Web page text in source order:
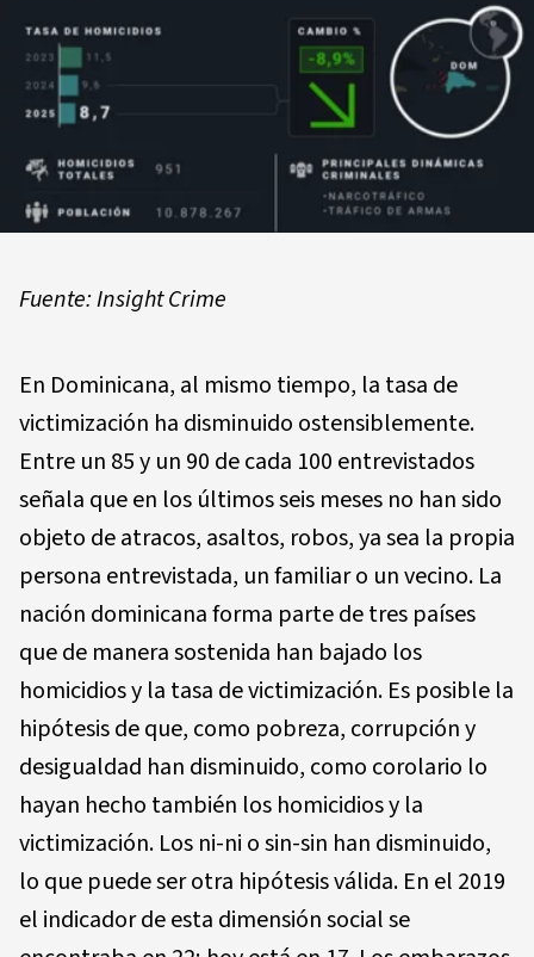
Fuente: Insight Crime
En Dominicana, al mismo tiempo, la tasa de
victimización ha disminuido ostensiblemente.
Entre un 85 y un 90 de cada 100 entrevistados
señala que en los últimos seis meses no han sido
objeto de atracos, asaltos, robos, ya sea la propia
persona entrevistada, un familiar o un vecino. La
nación dominicana forma parte de tres países
que de manera sostenida han bajado los
homicidios y la tasa de victimización. Es posible la
hipótesis de que, como pobreza, corrupción y
desigualdad han disminuido, como corolario lo
hayan hecho también los homicidios y la
victimización. Los ni-ni o sin-sin han disminuido,
lo que puede ser otra hipótesis válida. En el 2019
el indicador de esta dimensión social se